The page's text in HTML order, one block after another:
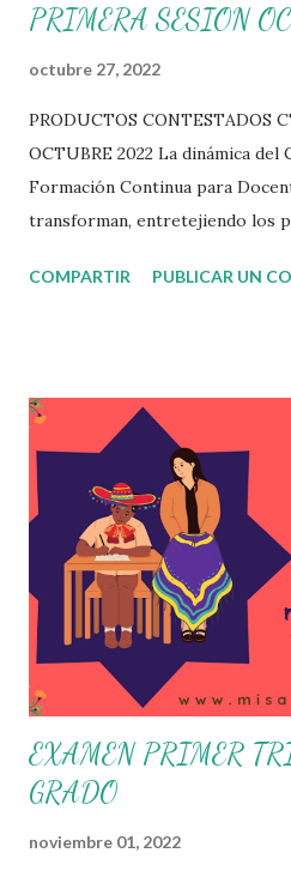
PRIMERA SESION
octubre 27, 2022
PRODUCTOS CONTESTADOS
OCTUBRE 2022 La dinámica
Formación Continua para
transforman, entretejiendo los
una guía de trabajo a un
propone que el colectivo
su organización, la gestión del
necesidades de la escuela y las
emprender para apropiarse y
Estudio dentro y fuera de este
Sesión Ordinaria se les invita a
posibles acciones a realizar
y con la comunidad, a fin de
identificadas. Compañeros
COMPARTIR PUBLICAR UN
EXAMEN PRIMER
GRADO
noviembre 01, 2022